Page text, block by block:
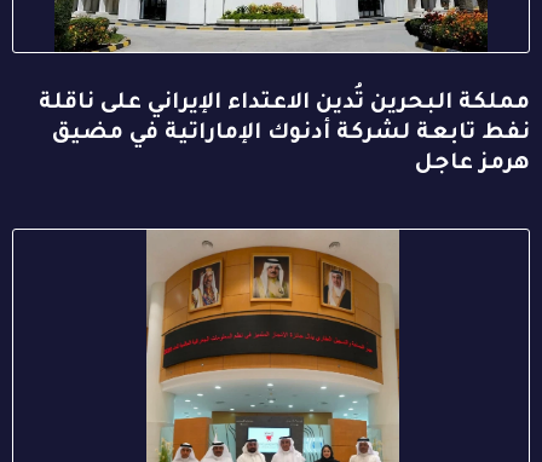
مملكة البحرين تُدين الاعتداء الإيراني على ناقلة
نفط تابعة لشركة أدنوك الإماراتية في مضيق
هرمز عاجل